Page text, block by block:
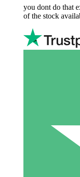
you dont do that
of the stock